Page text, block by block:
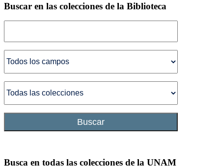
Buscar en las colecciones de la Biblioteca
Buscar
Busca en todas las colecciones de la UNAM